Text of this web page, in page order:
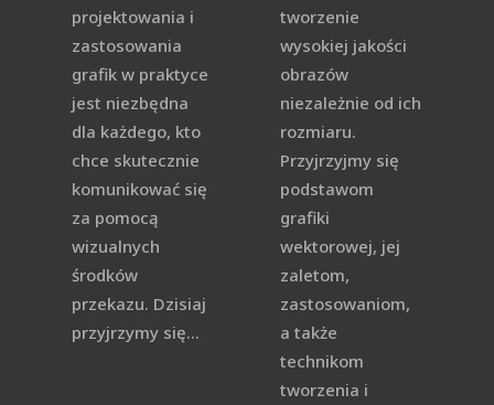
projektowania i
zastosowania
grafik w praktyce
jest niezbędna
dla każdego, kto
chce skutecznie
komunikować się
za pomocą
wizualnych
środków
przekazu. Dzisiaj
przyjrzymy się...
tworzenie
wysokiej jakości
obrazów
niezależnie od ich
rozmiaru.
Przyjrzyjmy się
podstawom
grafiki
wektorowej, jej
zaletom,
zastosowaniom,
a także
technikom
tworzenia i